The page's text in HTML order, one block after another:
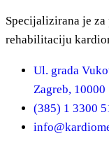
Specijalizirana je
rehabilitaciju
Ul. grada
Zagreb, 10000
(385) 1 3300